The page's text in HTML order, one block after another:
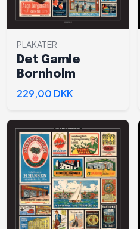
PLAKATER
Det Gamle
Bornholm
229,00 DKK